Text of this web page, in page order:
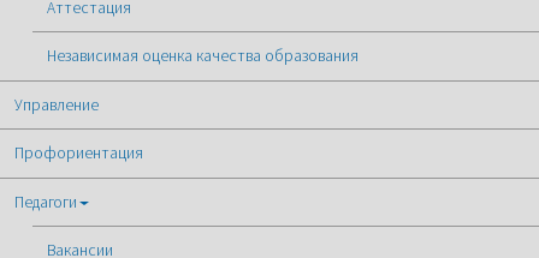
Аттестация
Независимая оценка качества образования
Управление
Профориентация
Педагоги
Вакансии